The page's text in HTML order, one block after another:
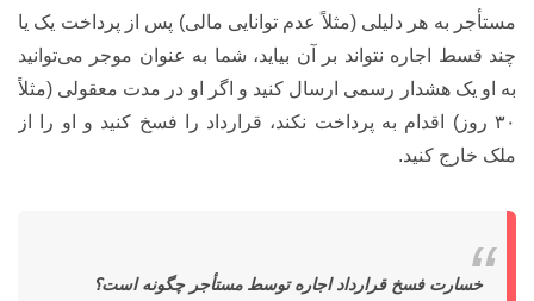
مستأجر به هر دلیلی (مثلاً عدم توانایی مالی) پس از پرداخت یک یا
چند قسط اجاره نتواند بر آن بیاید، شما به عنوان موجر می‌توانید
به او یک هشدار رسمی ارسال کنید و اگر او در مدت معقولی (مثلاً
۳۰ روز) اقدام به پرداخت نکند، قرارداد را فسخ کنید و او را از
ملک خارج کنید.
خسارت فسخ قرارداد اجاره توسط مستأجر چگونه است؟